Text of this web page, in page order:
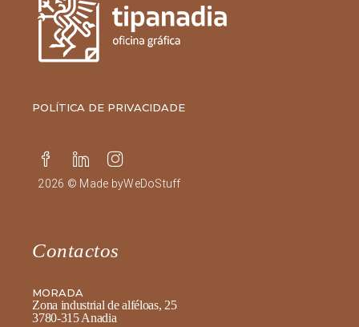
POLÍTICA DE PRIVACIDADE
2026 © Made byWeDoStuff
Contactos
MORADA
Zona industrial de alféloas, 25
3780-315 Anadia